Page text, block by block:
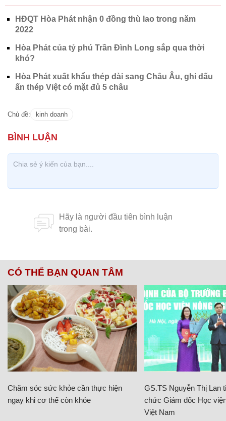
HĐQT Hòa Phát nhận 0 đồng thù lao trong năm
2022
Hòa Phát của tỷ phú Trần Đình Long sắp qua thời
khó?
Hòa Phát xuất khẩu thép dài sang Châu Âu, ghi dấu
ấn thép Việt có mặt đủ 5 châu
Chủ đề: kinh doanh
CÓ THỂ BẠN QUAN TÂM
Chăm sóc sức khỏe cần thực hiện
ngay khi cơ thể còn khỏe
GS.TS Nguyễn Thị Lan
chức Giám đốc Học
Việt Nam